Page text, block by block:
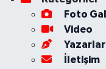
Foto
Video
Yazarlar
İletişim